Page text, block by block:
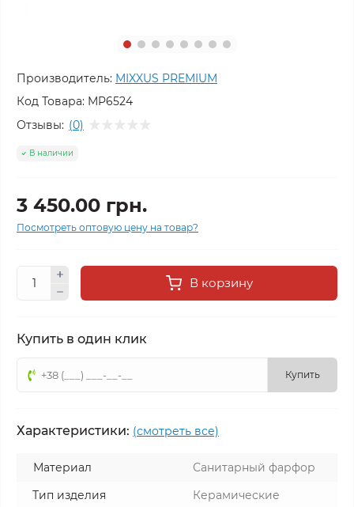
Производитель: MIXXUS PREMIUM
Код Товара: MP6524
Отзывы: (0)
В наличии
3 450.00 грн.
Посмотреть оптовую цену на товар?
В корзину
Купить в один клик
Купить
Характеристики: (смотреть все)
Материал
Санитарный фарфор
Тип изделия
Керамические